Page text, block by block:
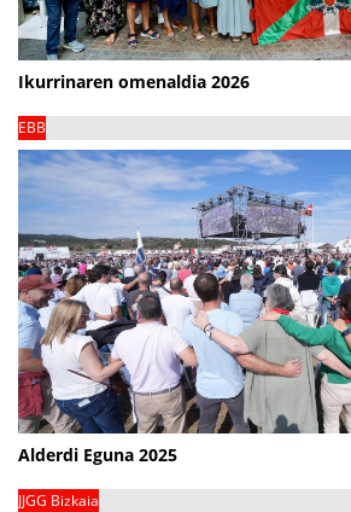
Ikurrinaren omenaldia 2026
EBB
Alderdi Eguna 2025
JJGG Bizkaia